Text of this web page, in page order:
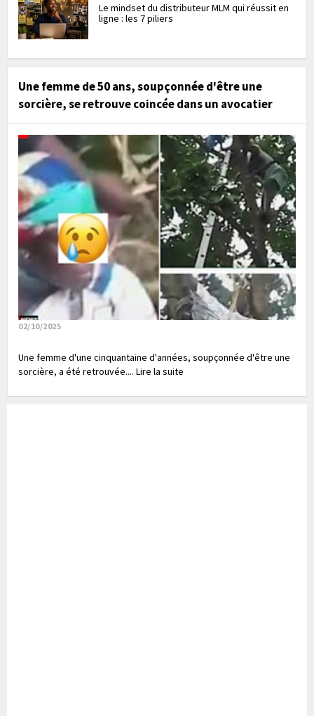
Le mindset du distributeur MLM qui réussit en
ligne : les 7 piliers
Une femme de 50 ans, soupçonnée d'être une
sorcière, se retrouve coincée dans un avocatier
02/10/2025
Une femme d'une cinquantaine d'années, soupçonnée d'être une
sorcière, a été retrouvée.... Lire la suite